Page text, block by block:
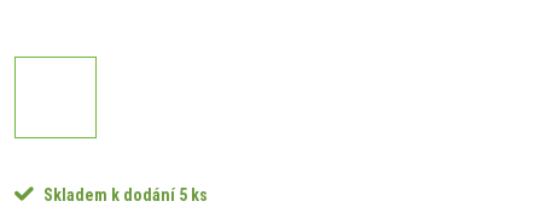
Skladem k dodání 5 ks